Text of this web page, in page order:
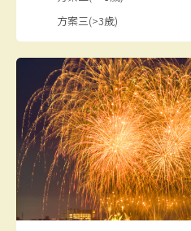
方案三(>3歲)